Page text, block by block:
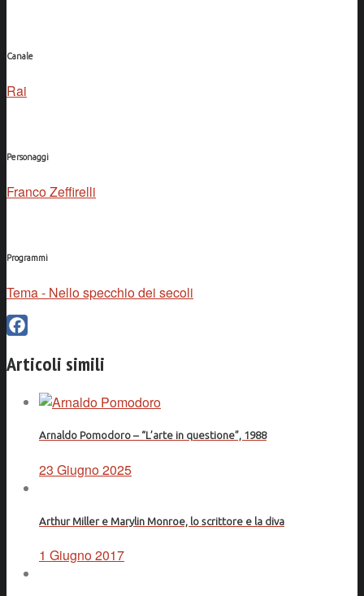
Canale
Rai
Personaggi
Franco Zeffirelli
Programmi
Tema - Nello specchio dei secoli
Articoli simili
Arnaldo Pomodoro – “L’arte in questione”, 1988
23 Giugno 2025
Arthur Miller e Marylin Monroe, lo scrittore e la diva
1 Giugno 2017